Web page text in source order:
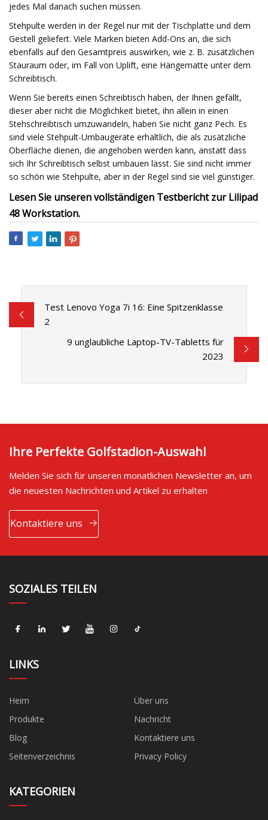
jedes Mal danach suchen müssen.
Stehpulte werden in der Regel nur mit der Tischplatte und dem
Gestell geliefert. Viele Marken bieten Add-Ons an, die sich
ebenfalls auf den Gesamtpreis auswirken, wie z. B. zusätzlichen
Stauraum oder, im Fall von Uplift, eine Hängematte unter dem
Schreibtisch.
Wenn Sie bereits einen Schreibtisch haben, der Ihnen gefällt,
dieser aber nicht die Möglichkeit bietet, ihn allein in einen
Stehschreibtisch umzuwandeln, haben Sie nicht ganz Pech. Es
sind viele Stehpult-Umbaugeräte erhältlich, die als zusätzliche
Oberfläche dienen, die angehoben werden kann, anstatt dass
sich Ihr Schreibtisch selbst umbauen lässt. Sie sind nicht immer
so schön wie Stehpulte, aber in der Regel sind sie viel günstiger.
Lesen Sie unseren vollständigen Testbericht zur Lilipad
48 Workstation.
Test Lenovo Yoga 7i 16: Eine Spitzenklasse
2
9 unglaubliche Laptop-TV-Tabletts für
2023
Ihre Perfekte Golfstadion-Auswahl
Melden Sie sich für unseren monatlichen Newsletter an, um
die neuesten Nachrichten und Artikel zu erhalten
Kontaktiere uns
SOZIALES TEILEN
LINKS
Heim
Über uns
Produkte
Nachricht
Blog
Kontaktiere uns
Seitenverzeichnis
Privacy Policy
KATEGORIEN